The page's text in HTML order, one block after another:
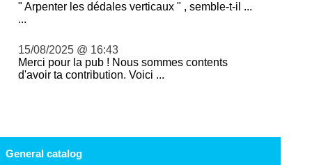
" Arpenter les dédales verticaux " , semble-t-il ...
...
15/08/2025 @ 16:43
Merci pour la pub ! Nous sommes contents
d'avoir ta contribution. Voici ...
General catalog